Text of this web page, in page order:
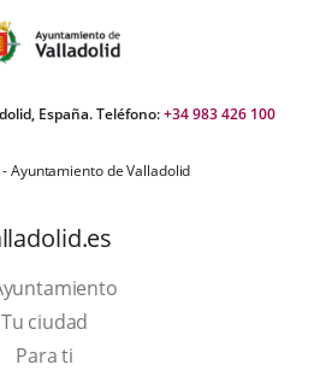
España. Teléfono:+34 983 426 100
Ayuntamiento de Valladolid
Tu ciudad
Para ti